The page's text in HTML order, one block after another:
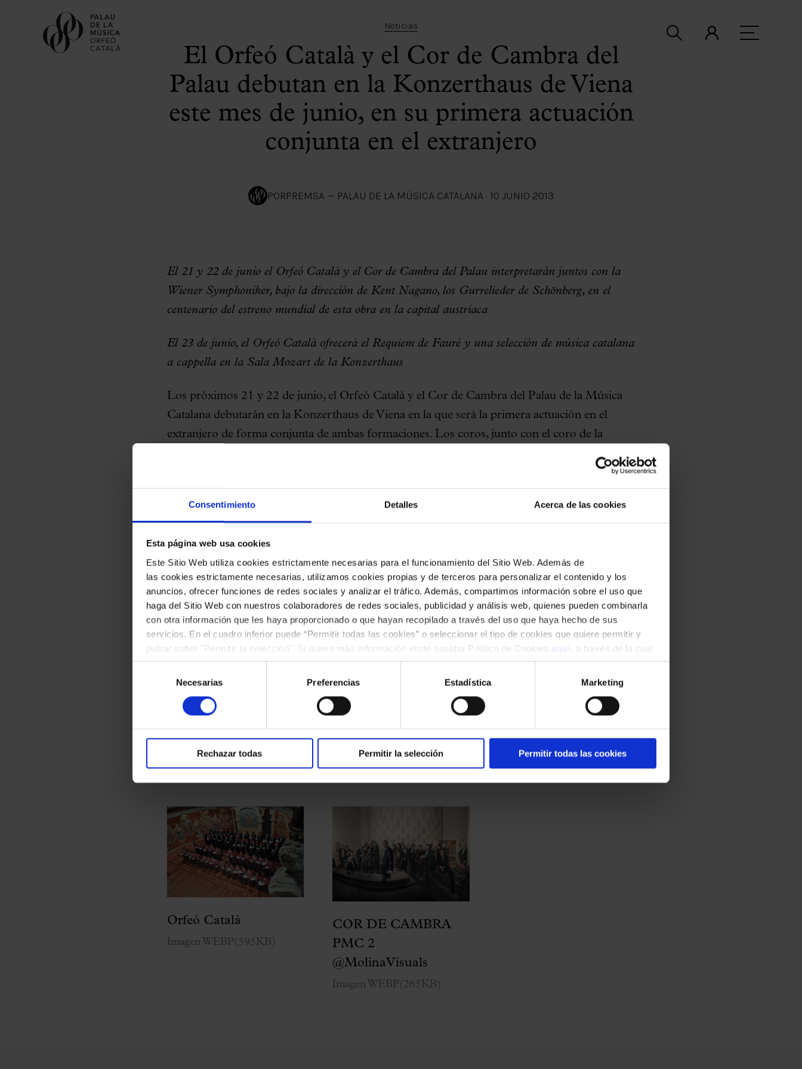
Consentimiento Detalles Acerca de las cookies
Esta página web usa cookies
Este Sitio Web utiliza cookies estrictamente necesarias para el funcionamiento del Sitio Web. Además de
las cookies estrictamente necesarias, utilizamos cookies propias y de terceros para personalizar el contenido y los
anuncios, ofrecer funciones de redes sociales y analizar el tráfico. Además, compartimos información sobre el uso que
haga del Sitio Web con nuestros colaboradores de redes sociales, publicidad y análisis web, quienes pueden combinarla
con otra información que les haya proporcionado o que hayan recopilado a través del uso que haya hecho de sus
servicios. En el cuadro inferior puede “Permitir todas las cookies” o seleccionar el tipo de cookies que quiere permitir y
pulsar sobre "Permitir la selección". Si quiere más información visite nuestra Política de Cookies
aquí
, a través de la cual
podrá deshabilitar o configurar las cookies en cualquier momento.”.
consentimiento
Necesarias Preferencias Estadística Marketing
Rechazar todas Permitir la selección Permitir todas las cookies
Noticias
El Orfeó Català y el Cor de Cambra del
Palau debutan en la Konzerthaus de Viena
este mes de junio, en su primera actuación
conjunta en el extranjero
PORPREMSA — PALAU DE LA MÚSICA CATALANA · 10 JUNIO 2013
El 21 y 22 de junio el Orfeó Català y el Cor de Cambra del Palau interpretarán juntos con la
Wiener Symphoniker, bajo la dirección de Kent Nagano, los Gurrelieder de Schönberg, en el
centenario del estreno mundial de esta obra en la capital austríaca
El 23 de junio, el Orfeó Català ofrecerá el Requiem de Fauré y una selección de música catalana
a cappella en la Sala Mozart de la Konzerthaus
Los próximos 21 y 22 de junio, el Orfeó Català y el Cor de Cambra del Palau de la Música
Catalana debutarán en la Konzerthaus de Viena en la que será la primera actuación en el
extranjero de forma conjunta de ambas formaciones. Los coros, junto con el coro de la
Wiener Singakademie, el coro del Teatro Nacional Eslovaco y la Wiener Symphoniker, bajo
conmemoración del centenario del estreno mundial de esta monumental obra, que tuvo lugar
en la ciudad de Viena en 1913.
El 23 de junio, el Orfeó Català, bajo la dirección de su titular Josep Vila i Casañas, actuará en
la Sala Mozart de la Konzerthaus, donde interpretará un programa de piezas de
compositores catalanes de los siglos XX y XXI, como Lluís Mara Millet, Josep Vila i Casañas,
Josep Baucells, Pau Casals y Josep Sancho-Marraco, así como también el Requiem de
Gabriel Fauré, con la soprano Marta Mathéu, el barítono Germán de la Riva, acompañados
por la organista Mercè Sanchis.
Ficheros adjuntos
Orfeó Català
Imagen WEBP( 595KB )
COR DE CAMBRA
PMC 2
@MolinaVisuals
Imagen WEBP(265KB )